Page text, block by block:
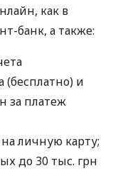
как в
банк, а также:
(бесплатно) и
за платеж
личную карту;
до 30 тыс. грн